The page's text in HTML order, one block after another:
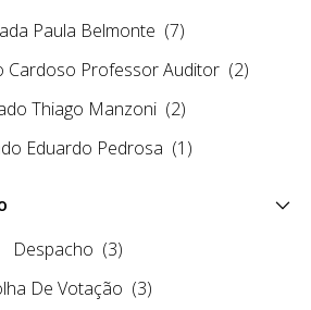
Paula Belmonte (7)
Cardoso Professor Auditor (2)
Thiago Manzoni (2)
Eduardo Pedrosa (1)
Despacho (3)
De Votação (3)